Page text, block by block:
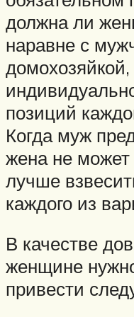
должна ли
наравне с
позиций
Когда муж
жена не может
лучше
каждого из
В качестве
женщине
привести